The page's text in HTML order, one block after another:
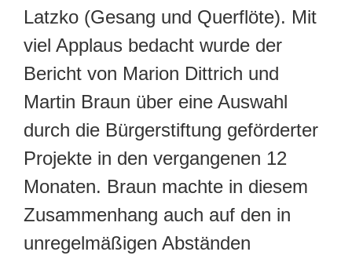
Latzko (Gesang und Querflöte). Mit
viel Applaus bedacht wurde der
Bericht von Marion Dittrich und
Martin Braun über eine Auswahl
durch die Bürgerstiftung geförderter
Projekte in den vergangenen 12
Monaten. Braun machte in diesem
Zusammenhang auch auf den in
unregelmäßigen Abständen